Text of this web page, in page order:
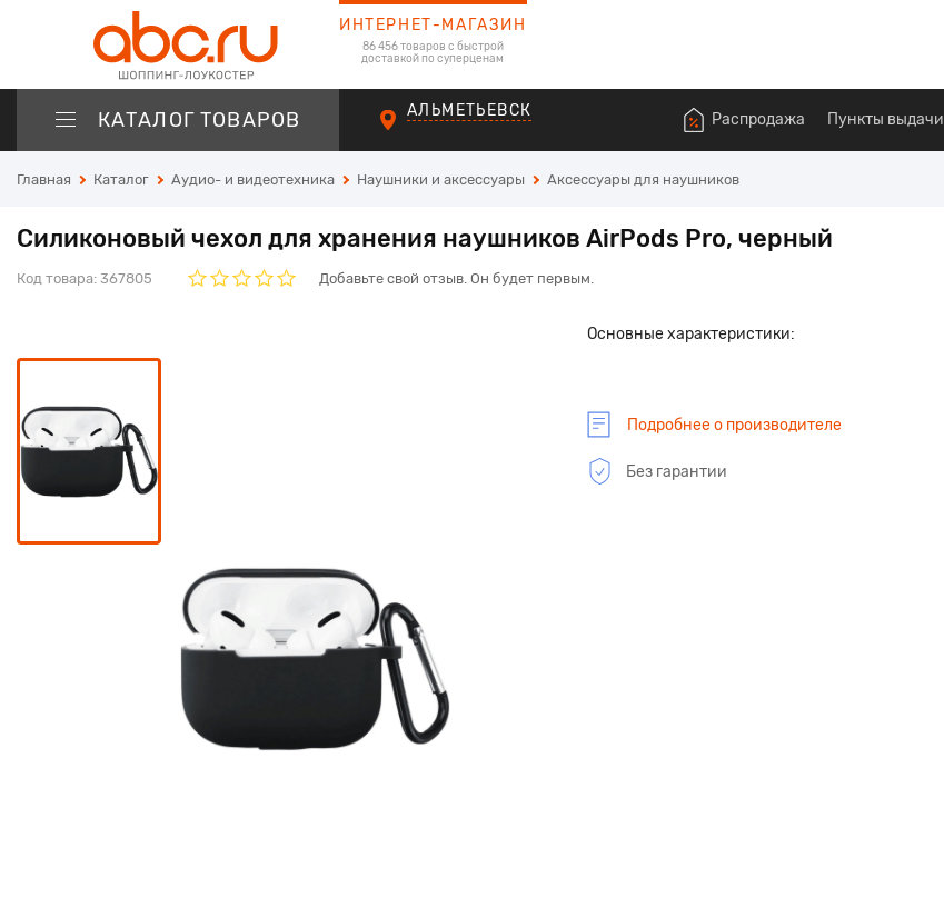
ИНТЕРНЕТ-МАГАЗИН
86 456 товаров с быстрой
доставкой по суперценам
КАТАЛОГ ТОВАРОВ АЛЬМЕТЬЕВСК Распродажа Пункты выдачи
Главная Каталог Аудио- и видеотехника Наушники и аксессуары Аксессуары для наушников
Силиконовый чехол для хранения наушников AirPods Pro, черный
Код товара: 367805 Добавьте свой отзыв. Он будет первым.
Основные характеристики:
Подробнее о производителе
Без гарантии